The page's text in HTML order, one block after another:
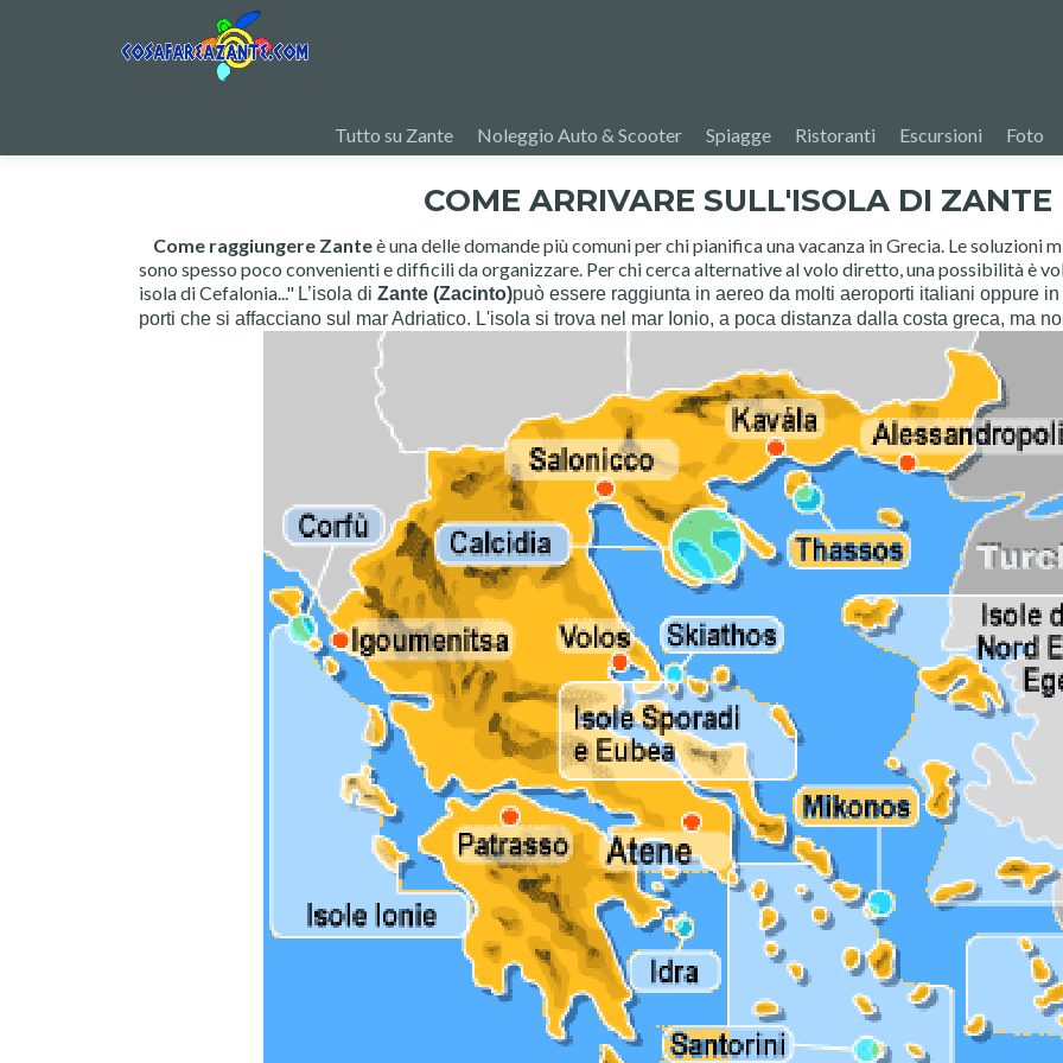
il
contenuto
Tutto su Zante Noleggio Auto & Scooter Spiagge Ristoranti Escursioni Foto
COME ARRIVARE SULL'ISOLA DI ZANTE
Come raggiungere Zanteè una delle domande più comuni per chi pianifica una vacanza in Grecia. Le soluzioni
sono spesso poco convenienti e difficili da organizzare. Per chi cerca alternative al volo diretto, una possibilità è
isola di Cefalonia..." L’isola di Zante (Zacinto)può essere raggiunta in aereo da molti aeroporti italiani oppure
porti che si affacciano sul mar Adriatico. L'isola si trova nel mar Ionio, a poca distanza dalla costa greca, ma
1 anno fa
consiglia
Mi sono Affidato a
Marco..quindi
di questa
noleggio auto
giorni ricevendo
consiglio sul
possibile...
Marco sempre
per qualsiasi
richiesta o
problematica...
Sicuramente da
sempre a
mano per i vostri
a Zakinthos...
Leggi di più